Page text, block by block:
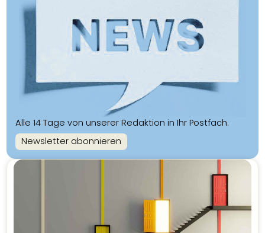
Alle 14 Tage von unserer Redaktion in Ihr Postfach.
Newsletter abonnieren